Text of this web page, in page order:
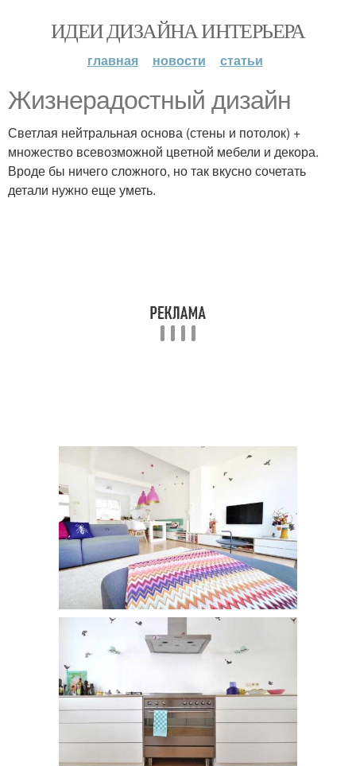
ИДЕИ ДИЗАЙНА ИНТЕРЬЕРА
главная новости статьи
Жизнерадостный дизайн
Светлая нейтральная основа (стены и потолок) +
множество всевозможной цветной мебели и декора.
Вроде бы ничего сложного, но так вкусно сочетать
детали нужно еще уметь.